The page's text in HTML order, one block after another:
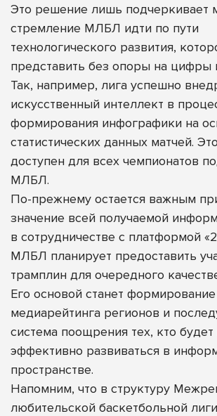
Это решение лишь подчеркивает
стремление МЛБЛ идти по пути
технологического развития,
представить без опоры на цифры
Так, например, лига успешно
искусственный интеллект в
формирования инфографики на
статистических данных матчей.
доступен для всех чемпионатов
МЛБЛ.
По-прежнему остается важным
значение всей получаемой
в сотрудничестве с платформой
МЛБЛ планирует предоставить
трамплин для очередного
Его основой станет формирование
медиарейтинга регионов и
система поощрения тех, кто
эффективно развиваться в
пространстве.
Напомним, что в структуру
любительской баскетбольной